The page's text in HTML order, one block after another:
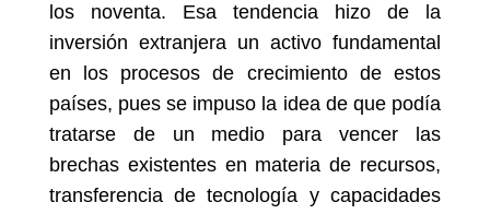
los noventa. Esa tendencia hizo de la
inversión extranjera un activo fundamental
en los procesos de crecimiento de estos
países, pues se impuso la idea de que podía
tratarse de un medio para vencer las
brechas existentes en materia de recursos,
transferencia de tecnología y capacidades